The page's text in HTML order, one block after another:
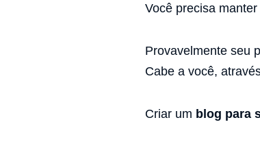
Você precisa
Provavelmente seu
Cabe a você,
Criar um blog para